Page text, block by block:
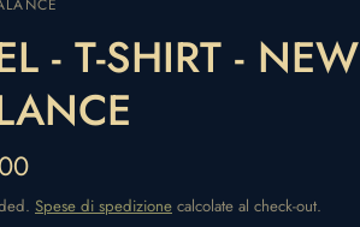
- T-SHIRT - NEW
Spese di spedizione calcolate al check-out.